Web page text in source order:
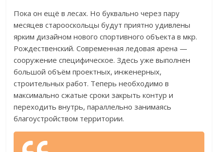
Пока он ещё в лесах. Но буквально через пару
месяцев старооскольцы будут приятно удивлены
ярким дизайном нового спортивного объекта в мкр.
Рождественский. Современная ледовая арена —
сооружение специфическое. Здесь уже выполнен
большой объём проектных, инженерных,
строительных работ. Теперь необходимо в
максимально сжатые сроки закрыть контур и
переходить внутрь, параллельно занимаясь
благоустройством территории.